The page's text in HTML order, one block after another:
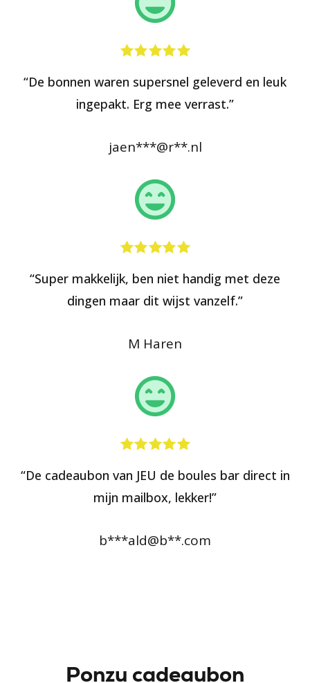
“De bonnen waren supersnel geleverd en leuk
ingepakt. Erg mee verrast.”
jaen***@r**.nl
“Super makkelijk, ben niet handig met deze
dingen maar dit wijst vanzelf.”
M Haren
“De cadeaubon van JEU de boules bar direct in
mijn mailbox, lekker!”
b***ald@b**.com
Ponzu cadeaubon